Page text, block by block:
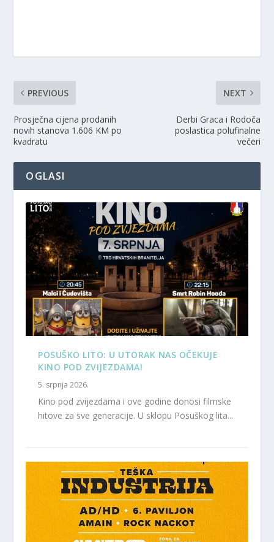
PREVIOUS
Prosječna cijena prodanih
novih stanova 1.606 KM po
kvadratu
NEXT
Derbi Graca i Rodoča
poslastica polufinalne
večeri
OGLASI
POSUŠKO LITO: U UTORAK NAS OČEKUJE
KINO POD ZVIJEZDAMA!
5. srpnja 2026.
Kino pod zvijezdama i ove godine donosi filmske
hitove za sve generacije. U sklopu Posuškog lita...